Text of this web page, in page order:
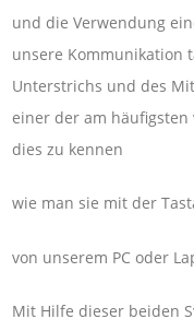
und die Verwendung
unsere Kommunikation
Unterstrichs und des
einer der am
dies zu kennen
wie man sie mit der
von unserem PC oder
Mit Hilfe dieser beiden